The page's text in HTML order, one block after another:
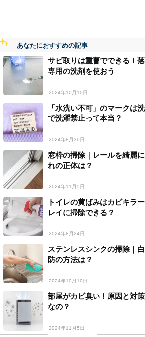
あなたにおすすめの記事
サビ取りは重曹でできる！
専用の洗剤を使おう
2024年10月10日
「水洗い不可」のマークは
で洗濯禁止って本当？
2024年8月30日
窓枠の掃除｜レールを綺麗
れの正体は？
2024年11月5日
トイレの黄ばみはカビキラ
レイに掃除できる？
2024年8月24日
ステンレスシンクの掃除｜
防の方法は？
2024年10月10日
部屋がカビ臭い！原因と対
なの？
2024年11月5日